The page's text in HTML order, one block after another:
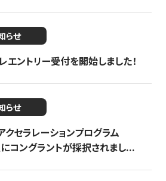
らせ
ントリー受付を開始しました！
らせ
セラレーションプログラム
にコングラントが採択されまし...